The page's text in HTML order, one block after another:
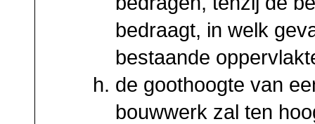
bedraagt, in welk
bestaande
de goothoogte van
bouwwerk zal ten